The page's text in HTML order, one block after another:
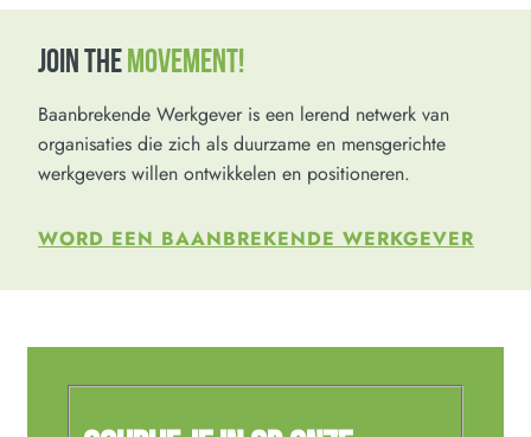
JOIN THEMOVEMENT!
Baanbrekende Werkgever is een lerend netwerk van
organisaties die zich als duurzame en mensgerichte
werkgevers willen ontwikkelen en positioneren.
WORD EEN BAANBREKENDE WERKGEVER